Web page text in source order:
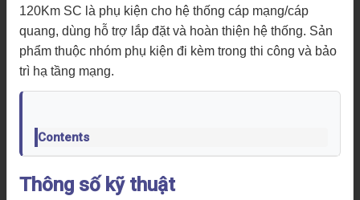
120Km SC là phụ kiện cho hệ thống cáp mạng/cáp
quang, dùng hỗ trợ lắp đặt và hoàn thiện hệ thống. Sản
phẩm thuộc nhóm phụ kiện đi kèm trong thi công và bảo
trì hạ tầng mạng.
Contents
Thông số kỹ thuật